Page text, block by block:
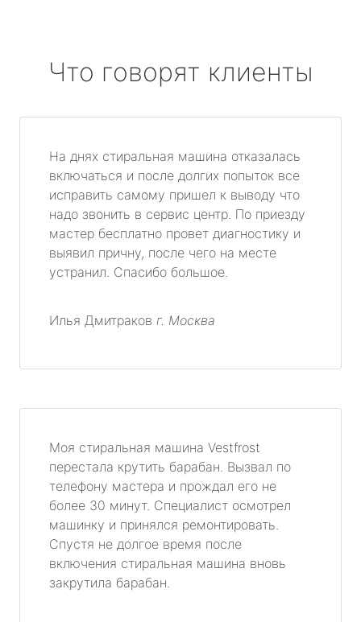
Что говорят клиенты
На днях стиральная машина отказалась
включаться и после долгих попыток все
исправить самому пришел к выводу что
надо звонить в сервис центр. По приезду
мастер бесплатно провет диагностику и
выявил причну, после чего на месте
устранил. Спасибо большое.
Илья Дмитраков г. Москва
Моя стиральная машина Vestfrost
перестала крутить барабан. Вызвал по
телефону мастера и прождал его не
более 30 минут. Специалист осмотрел
машинку и принялся ремонтировать.
Спустя не долгое время после
включения стиральная машина вновь
закрутила барабан.